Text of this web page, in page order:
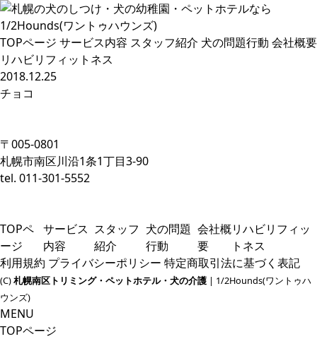
TOPページ サービス内容 スタッフ紹介 犬の問題行動 会社概要
リハビリフィットネス
2018.12.25
チョコ
〒005-0801
札幌市南区川沿1条1丁目3-90
tel. 011-301-5552
TOPペ
ージ
サービス
内容
スタッフ
紹介
犬の問題
行動
会社概
要
リハビリフィッ
トネス
利用規約 プライバシーポリシー 特定商取引法に基づく表記
(C)札幌南区トリミング・ペットホテル・犬の介護 | 1/2Hounds(ワントゥハ
ウンズ)
MENU
TOPページ